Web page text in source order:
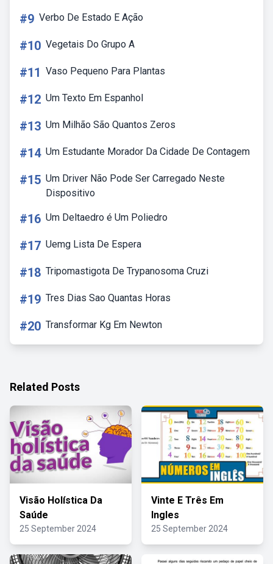
#9 Verbo De Estado E Ação
#10 Vegetais Do Grupo A
#11 Vaso Pequeno Para Plantas
#12 Um Texto Em Espanhol
#13 Um Milhão São Quantos Zeros
#14 Um Estudante Morador Da Cidade De Contagem
#15 Um Driver Não Pode Ser Carregado Neste
Dispositivo
#16 Um Deltaedro é Um Poliedro
#17 Uemg Lista De Espera
#18 Tripomastigota De Trypanosoma Cruzi
#19 Tres Dias Sao Quantas Horas
#20 Transformar Kg Em Newton
Related Posts
Visão Holística Da
Saúde
25 September 2024
Vinte E Três Em
Ingles
25 September 2024